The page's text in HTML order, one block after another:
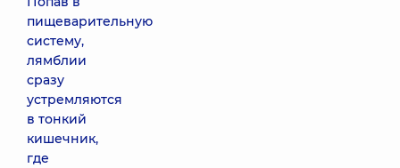
пищеварительную
систему,
лямблии
сразу
устремляются
в тонкий
кишечник,
где